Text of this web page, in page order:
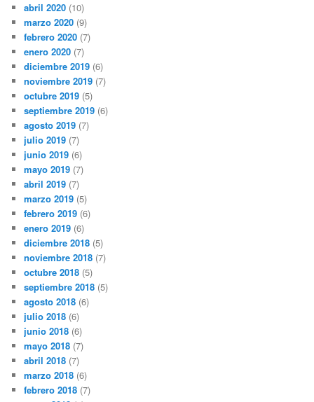
abril 2020 (10)
marzo 2020 (9)
febrero 2020 (7)
enero 2020 (7)
diciembre 2019 (6)
noviembre 2019 (7)
octubre 2019 (5)
septiembre 2019 (6)
agosto 2019 (7)
julio 2019 (7)
junio 2019 (6)
mayo 2019 (7)
abril 2019 (7)
marzo 2019 (5)
febrero 2019 (6)
enero 2019 (6)
diciembre 2018 (5)
noviembre 2018 (7)
octubre 2018 (5)
septiembre 2018 (5)
agosto 2018 (6)
julio 2018 (6)
junio 2018 (6)
mayo 2018 (7)
abril 2018 (7)
marzo 2018 (6)
febrero 2018 (7)